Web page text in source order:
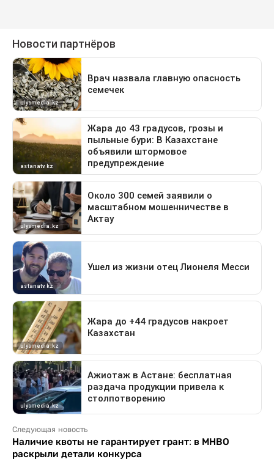
Следующая новость
Наличие квоты не гарантирует грант: в МНВО
раскрыли детали конкурса